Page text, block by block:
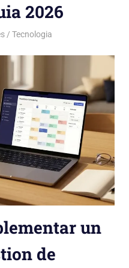
2026
Tecnologia
un
de